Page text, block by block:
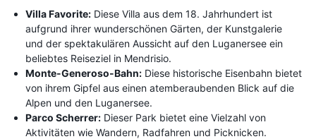
Villa Favorite: Diese Villa aus dem 18. Jahrhundert ist
aufgrund ihrer wunderschönen Gärten, der Kunstgalerie
und der spektakulären Aussicht auf den Luganersee ein
beliebtes Reiseziel in Mendrisio.
Monte-Generoso-Bahn: Diese historische Eisenbahn bietet
von ihrem Gipfel aus einen atemberaubenden Blick auf die
Alpen und den Luganersee.
Parco Scherrer: Dieser Park bietet eine Vielzahl von
Aktivitäten wie Wandern, Radfahren und Picknicken.